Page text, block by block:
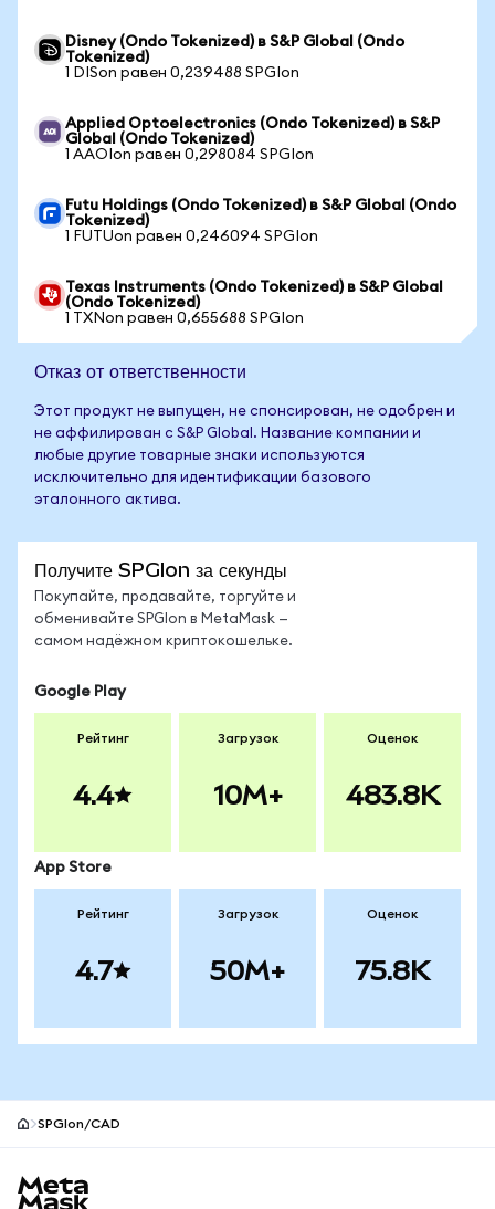
Disney (Ondo Tokenized) в S&P Global (Ondo
Tokenized)
1 DISon равен 0,239488 SPGIon
Applied Optoelectronics (Ondo Tokenized) в S&P
Global (Ondo Tokenized)
1 AAOIon равен 0,298084 SPGIon
Futu Holdings (Ondo Tokenized) в S&P Global (Ondo
Tokenized)
1 FUTUon равен 0,246094 SPGIon
Texas Instruments (Ondo Tokenized) в S&P Global
(Ondo Tokenized)
1 TXNon равен 0,655688 SPGIon
Отказ от ответственности
Этот продукт не выпущен, не спонсирован, не одобрен и
не аффилирован с S&P Global. Название компании и
любые другие товарные знаки используются
исключительно для идентификации базового
эталонного актива.
Получите SPGIon за секунды
Покупайте, продавайте, торгуйте и
обменивайте SPGIon в MetaMask —
самом надёжном криптокошельке.
Google Play
Рейтинг
4.4
Загрузок
10M+
Оценок
483.8K
App Store
Рейтинг
4.7
Загрузок
50M+
Оценок
75.8K
SPGIon/CAD